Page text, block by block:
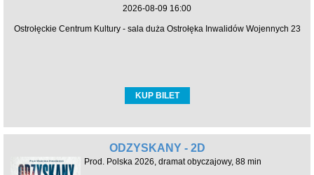
2026-08-09 16:00
Ostrołęckie Centrum Kultury - sala duża Ostrołęka Inwalidów Wojennych 23
KUP BILET
ODZYSKANY - 2D
Prod. Polska 2026, dramat obyczajowy, 88 min